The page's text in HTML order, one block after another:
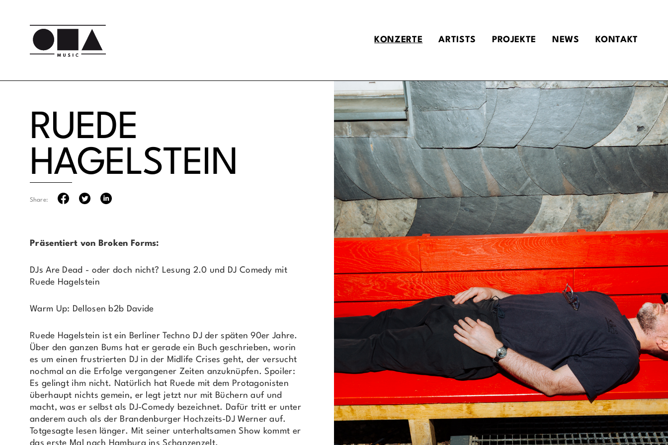
KONZERTE ARTISTS PROJEKTE NEWS KONTAKT
RUEDE
HAGELSTEIN
Share:
Präsentiert von Broken Forms:
DJs Are Dead - oder doch nicht? Lesung 2.0 und DJ Comedy mit
Ruede Hagelstein
Warm Up: Dellosen b2b Davide
Ruede Hagelstein ist ein Berliner Techno DJ der späten 90er Jahre.
Über den ganzen Bums hat er gerade ein Buch geschrieben, worin
es um einen frustrierten DJ in der Midlife Crises geht, der versucht
nochmal an die Erfolge vergangener Zeiten anzuknüpfen. Spoiler:
Es gelingt ihm nicht. Natürlich hat Ruede mit dem Protagonisten
überhaupt nichts gemein, er legt jetzt nur mit Büchern auf und
macht, was er selbst als DJ-Comedy bezeichnet. Dafür tritt er unter
anderem auch als der Brandenburger Hochzeits-DJ Werner auf.
Totgesagte lesen länger. Mit seiner unterhaltsamen Show kommt er
das erste Mal nach Hamburg ins Schanzenzelt.